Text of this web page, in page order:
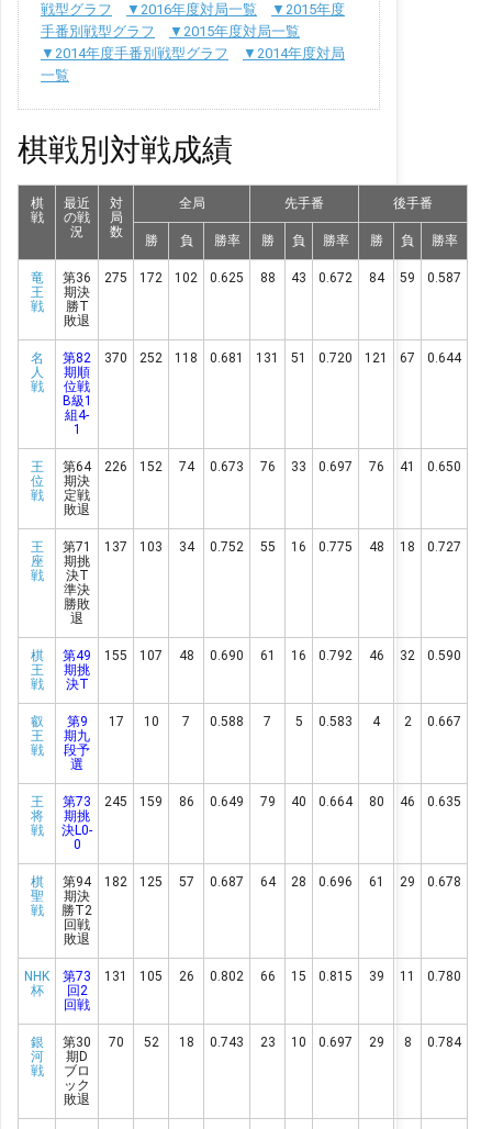
戦型グラフ
▼2016年度対局一覧
▼2015年度
手番別戦型グラフ
▼2015年度対局一覧
▼2014年度手番別戦型グラフ
▼2014年度対局
一覧
棋戦別対戦成績
棋
戦
最近
の戦
況
対
局
数
全局 先手番 後手番
勝 負 勝率 勝 負 勝率 勝 負 勝率
竜
王
戦
第36
期決
勝T
敗退
275 172 102 0.625 88 43 0.672 84 59 0.587
名
人
戦
第82
期順
位戦
B級1
組4-
1
370 252 118 0.681 131 51 0.720 121 67 0.644
王
位
戦
第64
期決
定戦
敗退
226 152 74 0.673 76 33 0.697 76 41 0.650
王
座
戦
第71
期挑
決T
準決
勝敗
退
137 103 34 0.752 55 16 0.775 48 18 0.727
棋
王
戦
第49
期挑
決T
155 107 48 0.690 61 16 0.792 46 32 0.590
叡
王
戦
第9
期九
段予
選
17 10 7 0.588 7 5 0.583 4 2 0.667
王
将
戦
第73
期挑
決L0-
0
245 159 86 0.649 79 40 0.664 80 46 0.635
棋
聖
戦
第94
期決
勝T2
回戦
敗退
182 125 57 0.687 64 28 0.696 61 29 0.678
NHK
杯
第73
回2
回戦
131 105 26 0.802 66 15 0.815 39 11 0.780
銀
河
戦
第30
期D
ブロ
ック
敗退
70 52 18 0.743 23 10 0.697 29 8 0.784